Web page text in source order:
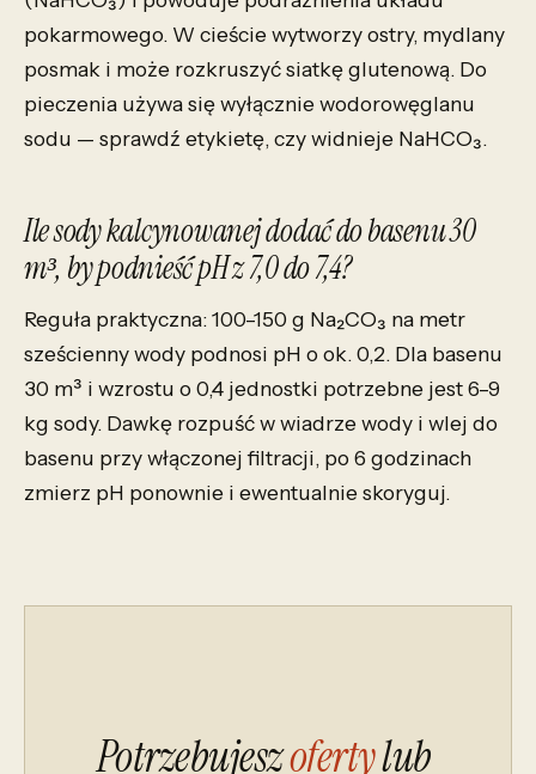
pokarmowego. W cieście wytworzy ostry, mydlany
posmak i może rozkruszyć siatkę glutenową. Do
pieczenia używa się wyłącznie wodorowęglanu
sodu — sprawdź etykietę, czy widnieje NaHCO₃.
Ile sody kalcynowanej dodać do basenu 30
m³, by podnieść pH z 7,0 do 7,4?
Reguła praktyczna: 100–150 g Na₂CO₃ na metr
sześcienny wody podnosi pH o ok. 0,2. Dla basenu
30 m³ i wzrostu o 0,4 jednostki potrzebne jest 6–9
kg sody. Dawkę rozpuść w wiadrze wody i wlej do
basenu przy włączonej filtracji, po 6 godzinach
zmierz pH ponownie i ewentualnie skoryguj.
Potrzebujeszofertylub